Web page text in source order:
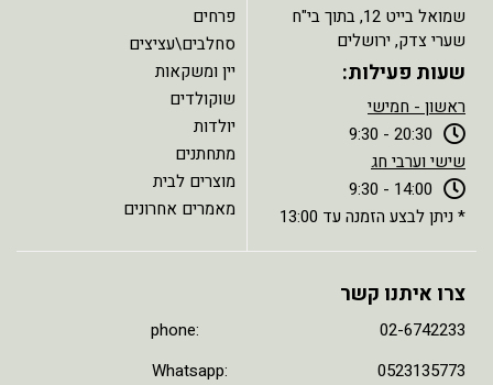
שמואל בייט 12, בתוך בי"ח
שערי צדק, ירושלים
שעות פעילות:
ראשון - חמישי
20:30 - 9:30
שישי וערבי חג
14:00 - 9:30
* ניתן לבצע הזמנה עד 13:00
פרחים
סחלבים\עציצים
יין ומשקאות
שוקולדים
יולדות
מתחתנים
מוצרים לבית
מאמרים אחרונים
צרו איתנו קשר
phone: 02-6742233
Whatsapp: 0523135773